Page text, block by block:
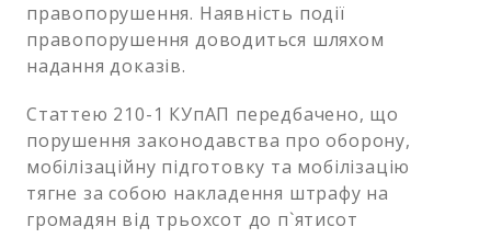
правопорушення. Наявність події
правопорушення доводиться шляхом
надання доказів.
Статтею 210-1 КУпАП передбачено, що
порушення законодавства про оборону,
мобілізаційну підготовку та мобілізацію
тягне за собою накладення штрафу на
громадян від трьохсот до п`ятисот